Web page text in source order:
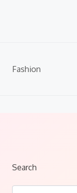
Fashion
Search